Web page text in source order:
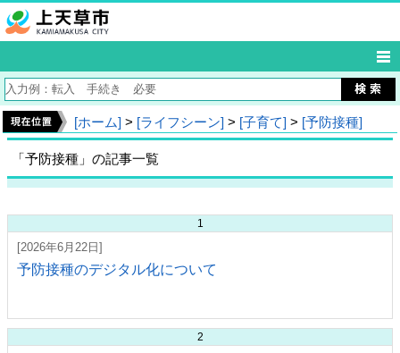
[ホーム] > [ライフシーン] > [子育て] > [予防接種]
「予防接種」の記事一覧
1
[2026年6月22日]
予防接種のデジタル化について
2